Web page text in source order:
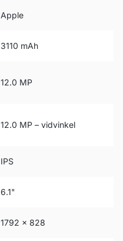
Apple
3110 mAh
12.0 MP
12.0 MP – vidvinkel
IPS
6.1"
1792 x 828